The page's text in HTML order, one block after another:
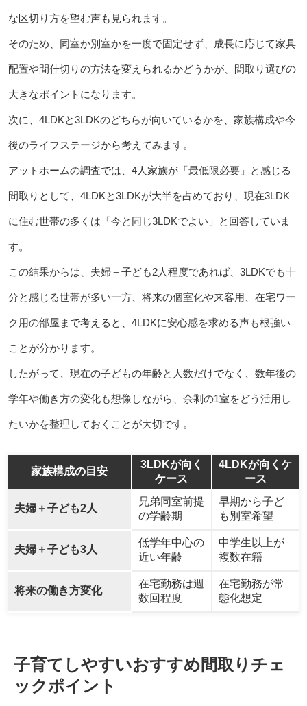
な区切り方を望む声も見られます。
そのため、同室か別室かを一度で固定せず、成長に応じて家具
配置や間仕切りの方法を変えられるかどうかが、間取り選びの
大きなポイントになります。
次に、4LDKと3LDKのどちらが向いているかを、家族構成や今
後のライフステージから考えてみます。
アットホームの調査では、4人家族が「最低限必要」と感じる
間取りとして、4LDKと3LDKが大半を占めており、現在3LDK
に住む世帯の多くは「今と同じ3LDKでよい」と回答していま
す。
この結果からは、夫婦＋子ども2人程度であれば、3LDKでも十
分と感じる世帯が多い一方、将来の個室化や来客用、在宅ワー
ク用の部屋まで考えると、4LDKに安心感を求める声も根強い
ことが分かります。
したがって、現在の子どもの年齢と人数だけでなく、数年後の
学年や働き方の変化も想像しながら、余剰の1室をどう活用し
たいかを整理しておくことが大切です。
家族構成の目安
3LDKが向く
ケース
4LDKが向くケ
ース
夫婦＋子ども2人
兄弟同室前提
の学齢期
早期から子ど
も別室希望
夫婦＋子ども3人
低学年中心の
近い年齢
中学生以上が
複数在籍
将来の働き方変化
在宅勤務は週
数回程度
在宅勤務が常
態化想定
子育てしやすいおすすめ間取りチェ
ックポイント